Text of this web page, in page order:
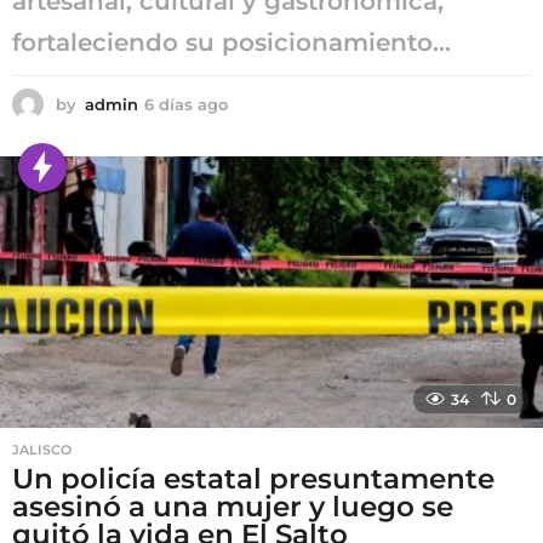
fortaleciendo su posicionamiento...
by admin 6 días ago
a
a
g
o
34 0
JALISCO
Un policía estatal presuntamente
asesinó a una mujer y luego se
quitó la vida en El Salto